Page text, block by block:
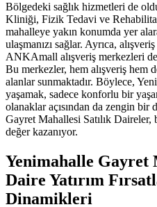
Bölgedeki sağlık hizmetleri de
Kliniği, Fizik Tedavi ve
mahalleye yakın konumda yer
ulaşmanızı sağlar. Ayrıca,
ANKAmall alışveriş merkezleri
Bu merkezler, hem alışveriş hem
alanlar sunmaktadır. Böylece,
yaşamak, sadece konforlu bir
olanaklar açısından da zengin
Gayret Mahallesi Satılık Daireler,
değer kazanıyor.
Yenimahalle Gayret
Daire Yatırım
Dinamikleri